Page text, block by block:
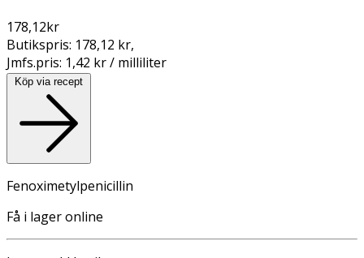
178,12kr
Butikspris: 178,12 kr,
Jmfs.pris: 1,42 kr / milliliter
Köp via recept
Fenoximetylpenicillin
Få i lager online